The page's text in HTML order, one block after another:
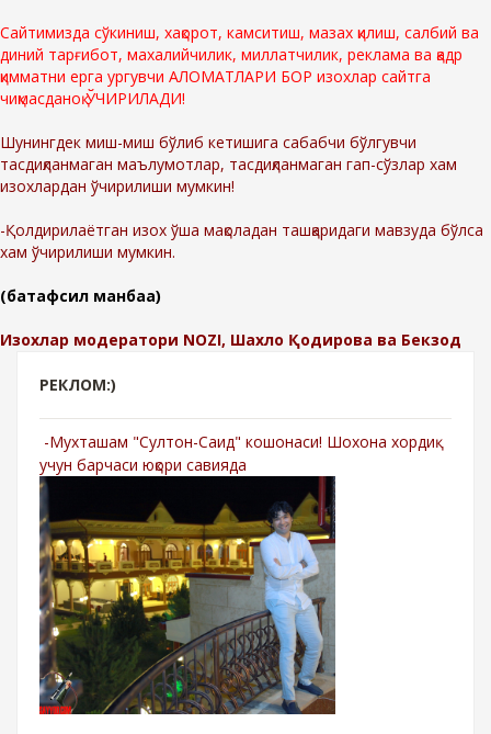
Сайтимизда сўкиниш, хақорот, камситиш, мазах қилиш, салбий ва
диний тарғибот, махалийчилик, миллатчилик, реклама ва қадр
қимматни ерга ургувчи АЛОМАТЛАРИ БОР изохлар сайтга
чиқмасданоқ ЎЧИРИЛАДИ!
Шунингдек миш-миш бўлиб кетишига сабабчи бўлгувчи
тасдиқланмаган маълумотлар, тасдиқланмаган гап-сўзлар хам
изохлардан ўчирилиши мумкин!
-Қолдирилаётган изох ўша мақоладан ташқаридаги мавзуда бўлса
хам ўчирилиши мумкин.
(батафсил манбаа)
Изохлар модератори NOZI, Шахло Қодирова ва Бекзод
РЕКЛОМ:)
-Мухташам "Султон-Саид" кошонаси! Шохона хордиқ
учун барчаси юқори савияда